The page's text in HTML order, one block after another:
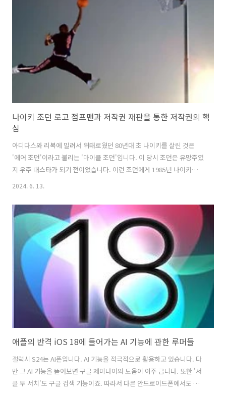
라의 광학력에 버금가는 사진 결과물을 만들 날이 올 겁니다. 2억 화소의
망원 카메라 이미지센서 삼성전자 아이소셀 HP9삼성전자는 메모리 반
도체와 함께 가장 잘 만드는 반도체가 이미지센서입니다. 소니에 밀려서
2위지만 스마트..
나이키 조던 로고 점프맨과 저작권 재판을 통한 저작권의 핵
심
아디다스와 리복에 밀려서 위태로웠던 80년대 초 나이키를 살린 것은
'에어 조던'이라고 불리는 '마이클 조던'입니다. 이 당시 조던은 유망주였
지 우주 대스타가 되기 전이었습니다. 이런 조던에게 1985년 나이키는
조던을 위한 농구화인 '에어 조던'을 만들었고 조던이 우주 대스타가 되
다. 이런 조던과 나이키의 계약은 세계적인 스포츠 스폰서 계약으로 쓰
러져가던 나이키를 살립니다. 이 이야기를 담은 영화가 입니다. 에어 조
던의 로고에 대한 저작권 소송 이 '에어 조던' 포즈는 자연스러운 포즈가
아닙니다. 누가 농구할 때 저런 포즈를 취하겠어요. 덩크 하는 순간 같지
만 발레리노도 아니고 자리를 저렇게 벌리지 않죠. 다만 우리는 이런 포
즈가 조..
2024. 6. 13.
애플의 반격 iOS 18에 들어가는 AI 기능에 관한 루머들
갤럭시 S24는 AI폰입니다. AI 기능을 적극적으로 활용하고 있습니다. 다
만 그 AI 기능을 뜯어보면 구글 제미나이의 도움이 아주 큽니다. 또한 '서
클 투 서치'도 구글 검색 기능이죠. 따라서 다른 안드로이드폰에서도 활